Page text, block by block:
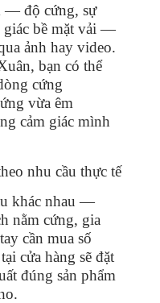
— độ cứng, sự
giác bề mặt vải —
ảnh hay video.
bạn có thể
cứng
vừa êm
cảm giác mình
nhu cầu thực tế
khác nhau —
nằm cứng, gia
cần mua số
cửa hàng sẽ đặt
đúng sản phẩm